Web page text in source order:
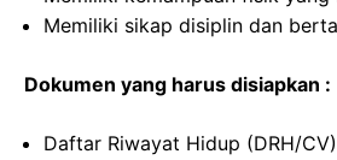
Memiliki sikap disiplin dan
Dokumen yang harus disiapkan :
Daftar Riwayat Hidup (DRH/CV)